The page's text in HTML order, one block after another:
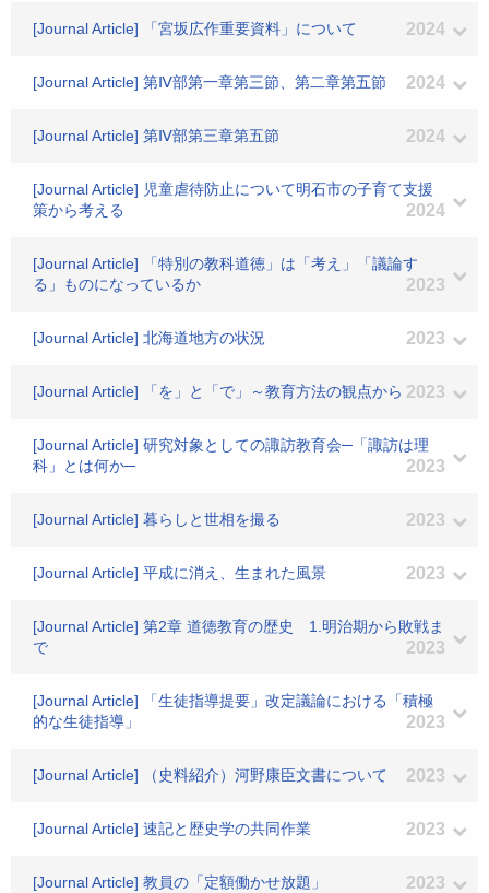
[Journal Article] 「宮坂広作重要資料」について 2024
[Journal Article] 第Ⅳ部第一章第三節、第二章第五節 2024
[Journal Article] 第Ⅳ部第三章第五節 2024
[Journal Article] 児童虐待防止について明石市の子育て支援
策から考える
2024
[Journal Article] 「特別の教科道徳」は「考え」「議論す
る」ものになっているか
2023
[Journal Article] 北海道地方の状況 2023
[Journal Article] 「を」と「で」～教育方法の観点から 2023
[Journal Article] 研究対象としての諏訪教育会─「諏訪は理
科」とは何か─
2023
[Journal Article] 暮らしと世相を撮る 2023
[Journal Article] 平成に消え、生まれた風景 2023
[Journal Article] 第2章 道徳教育の歴史 1.明治期から敗戦ま
で
2023
[Journal Article] 「生徒指導提要」改定議論における「積極
的な生徒指導」
2023
[Journal Article] （史料紹介）河野康臣文書について 2023
[Journal Article] 速記と歴史学の共同作業 2023
[Journal Article] 教員の「定額働かせ放題」 2023